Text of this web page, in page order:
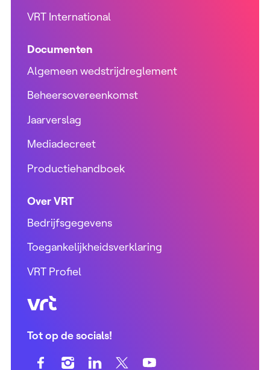
VRT International
Documenten
Algemeen wedstrijdreglement
Beheersovereenkomst
Jaarverslag
Mediadecreet
Productiehandboek
Over VRT
Bedrijfsgegevens
Toegankelijkheidsverklaring
VRT Profiel
VRT (home)
Tot op de socials!